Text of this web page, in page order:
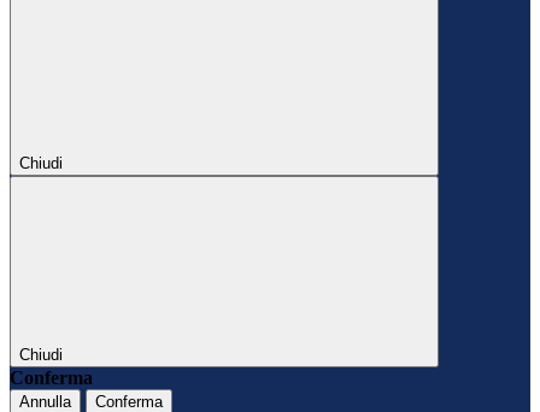
Chiudi
Chiudi
Conferma
Annulla Conferma